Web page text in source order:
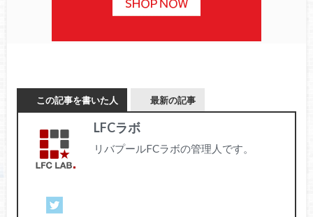
この記事を書いた人 最新の記事
LFCラボ
リバプールFCラボの管理人です。